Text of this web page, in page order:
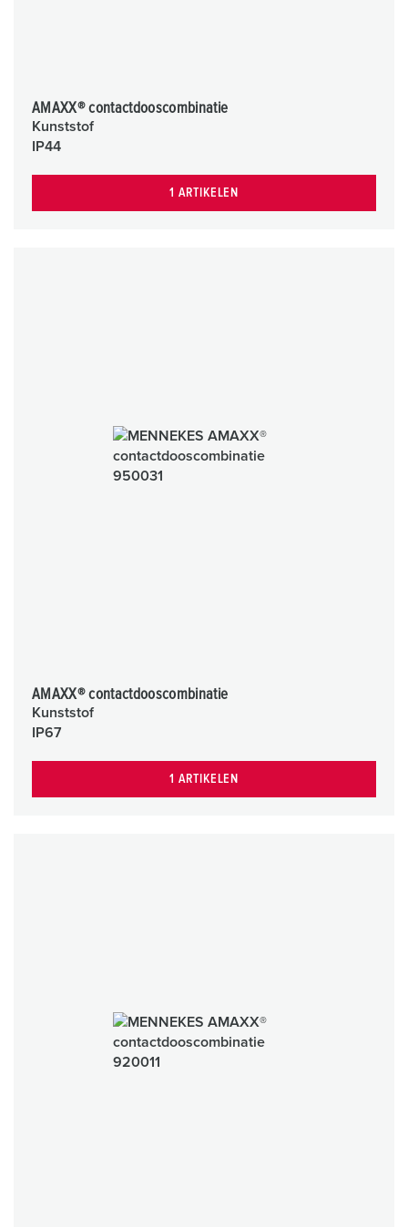
AMAXX® contactdooscombinatie
Kunststof
IP44
1 ARTIKELEN
AMAXX® contactdooscombinatie
Kunststof
IP67
1 ARTIKELEN